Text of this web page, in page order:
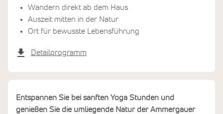
Wandern direkt ab dem Haus
Auszeit mitten in der Natur
Ort für bewusste Lebensführung
Detailprogramm
Entspannen Sie bei sanften Yoga Stunden und
genießen Sie die umliegende Natur der Ammergauer